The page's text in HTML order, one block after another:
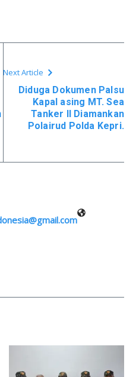
Next Article
Diduga Dokumen Palsu
Kapal asing MT. Sea
Tanker II Diamankan
Polairud Polda Kepri.